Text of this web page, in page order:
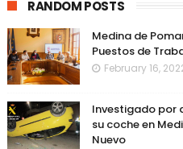
RANDOM POSTS
Medina de
Puestos de
February 16,
Investigado por
su coche en
Nuevo